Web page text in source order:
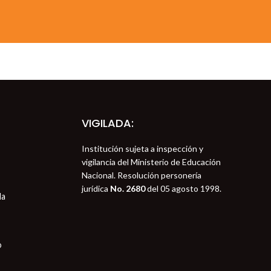
VIGILADA:
Institución sujeta a inspección y
vigilancia del Ministerio de Educación
Nacional. Resolución personería
jurídica No. 2680del 05 agosto 1998.